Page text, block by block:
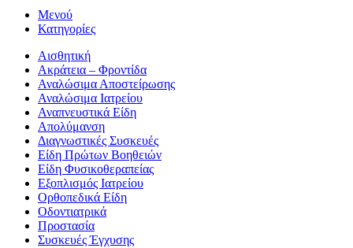
Μενού
Κατηγορίες
Αισθητική
Ακράτεια – Φροντίδα
Αναλώσιμα Αποστείρωσης
Αναλώσιμα Ιατρείου
Αναπνευστικά Είδη
Απολύμανση
Διαγνωστικές Συσκευές
Είδη Πρώτων Βοηθειών
Είδη Φυσικοθεραπείας
Εξοπλισμός Ιατρείου
Ορθοπεδικά Είδη
Οδοντιατρικά
Προστασία
Συσκευές Έγχυσης